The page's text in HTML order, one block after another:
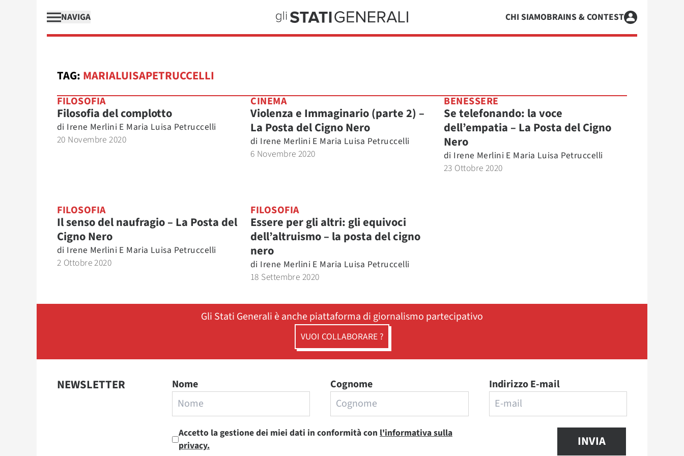
NAVIGA CHI SIAMOBRAINS & CONTEST
TAG: MARIALUISAPETRUCCELLI
FILOSOFIA
Filosofia del complotto
di Irene Merlini E Maria Luisa Petruccelli
20 Novembre 2020
CINEMA
Violenza e Immaginario (parte 2) –
La Posta del Cigno Nero
di Irene Merlini E Maria Luisa Petruccelli
6 Novembre 2020
BENESSERE
Se telefonando: la voce
dell’empatia – La Posta del Cigno
Nero
di Irene Merlini E Maria Luisa Petruccelli
23 Ottobre 2020
FILOSOFIA
Il senso del naufragio – La Posta del
Cigno Nero
di Irene Merlini E Maria Luisa Petruccelli
2 Ottobre 2020
FILOSOFIA
Essere per gli altri: gli equivoci
dell’altruismo – la posta del cigno
nero
di Irene Merlini E Maria Luisa Petruccelli
18 Settembre 2020
Gli Stati Generali è anche piattaforma di giornalismo partecipativo
VUOI COLLABORARE ?
NEWSLETTER Nome Cognome Indirizzo E-mail
Accetto la gestione dei miei dati in conformità con l'informativa sulla
privacy.
INVIA